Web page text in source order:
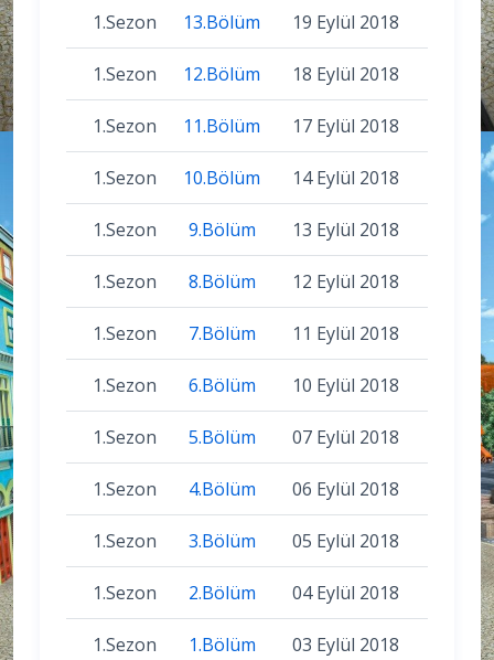
1.Sezon 13.Bölüm 19 Eylül 2018
1.Sezon 12.Bölüm 18 Eylül 2018
1.Sezon 11.Bölüm 17 Eylül 2018
1.Sezon 10.Bölüm 14 Eylül 2018
1.Sezon 9.Bölüm 13 Eylül 2018
1.Sezon 8.Bölüm 12 Eylül 2018
1.Sezon 7.Bölüm 11 Eylül 2018
1.Sezon 6.Bölüm 10 Eylül 2018
1.Sezon 5.Bölüm 07 Eylül 2018
1.Sezon 4.Bölüm 06 Eylül 2018
1.Sezon 3.Bölüm 05 Eylül 2018
1.Sezon 2.Bölüm 04 Eylül 2018
1.Sezon 1.Bölüm 03 Eylül 2018